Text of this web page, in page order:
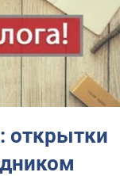
открытки